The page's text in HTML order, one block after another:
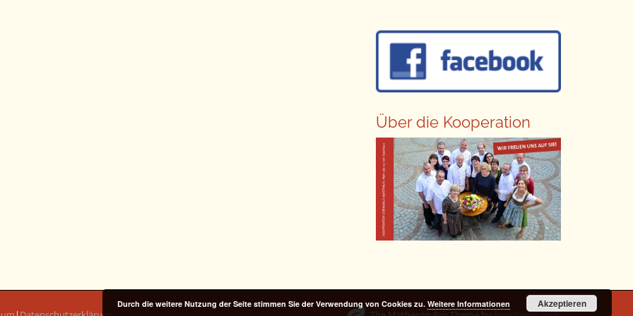
Über die Kooperation
Durch die weitere Nutzung der Seite stimmen Sie der Verwendung von Cookies zu. Weitere Informationen Akzeptieren